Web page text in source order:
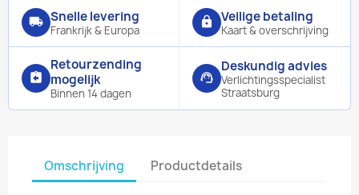
local_shipping Snelle levering
Frankrijk & Europa
lock Veilige betaling
Kaart & overschrijving
assignment_return
Retourzending
mogelijk
Binnen 14 dagen
support_agent
Deskundig advies
Verlichtingsspecialist
Straatsburg
Omschrijving Productdetails